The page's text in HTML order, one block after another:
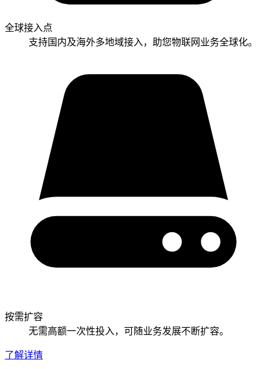
全球接入点
支持国内及海外多地域接入，助您物联网业务全球化。
按需扩容
无需高额一次性投入，可随业务发展不断扩容。
了解详情